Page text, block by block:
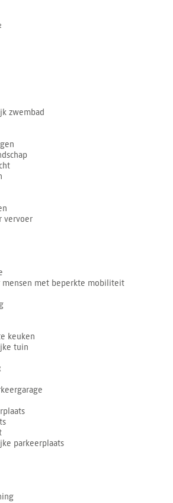
zwembad
vervoer
mensen met beperkte mobiliteit
keuken
tuin
parkeerplaats